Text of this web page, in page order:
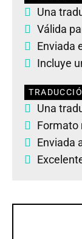
Una
Válida
Enviada
Incluye
Una
Formato
Enviada